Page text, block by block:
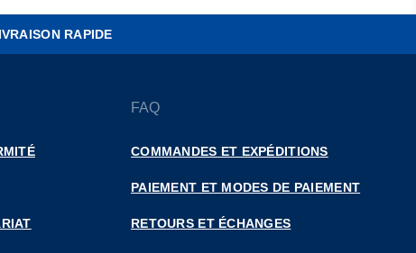
RAPIDE
FAQ
COMMANDES ET EXPÉDITIONS
PAIEMENT ET MODES DE PAIEMENT
RETOURS ET ÉCHANGES